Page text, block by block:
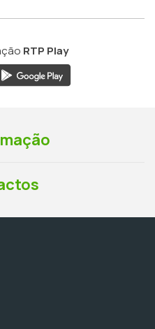
RTP Play